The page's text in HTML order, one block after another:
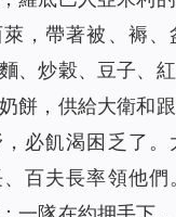
，帶著被、褥、
、炒穀、豆子、紅
餅，供給大衛和
必飢渴困乏了。
、百夫長率領他